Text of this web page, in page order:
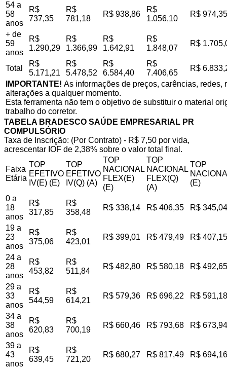
54 a
58
anos
R$
737,35
R$
781,18
R$ 938,86
R$
1.056,10
R$ 974,35
+ de
59
anos
R$
1.290,29
R$
1.366,99
R$
1.642,91
R$
1.848,07
R$
Total
R$
5.171,21
R$
5.478,52
R$
6.584,40
R$
7.406,65
R$
IMPORTANTE! As informações de preços, carências,
alterações a qualquer momento.
Esta ferramenta não tem o objetivo de substituir o material
trabalho do corretor.
TABELA BRADESCO SAÚDE EMPRESARIAL PR
COMPULSÓRIO
Taxa de Inscrição: (Por Contrato) - R$ 7,50 por vida,
acrescentar IOF de 2,38% sobre o valor total final.
Faixa
Etária
TOP
EFETIVO
IV(E) (E)
TOP
EFETIVO
IV(Q) (A)
TOP
NACIONAL
FLEX(E)
(E)
TOP
NACIONAL
FLEX(Q)
(A)
TOP
(E)
0 a
18
anos
R$
317,85
R$
358,48
R$ 338,14 R$ 406,35 R$ 345,04
19 a
23
anos
R$
375,06
R$
423,01
R$ 399,01 R$ 479,49 R$ 407,15
24 a
28
anos
R$
453,82
R$
511,84
R$ 482,80 R$ 580,18 R$ 492,65
29 a
33
anos
R$
544,59
R$
614,21
R$ 579,36 R$ 696,22 R$ 591,18
34 a
38
anos
R$
620,83
R$
700,19
R$ 660,46 R$ 793,68 R$ 673,94
39 a
43
anos
R$
639,45
R$
721,20
R$ 680,27 R$ 817,49 R$ 694,16